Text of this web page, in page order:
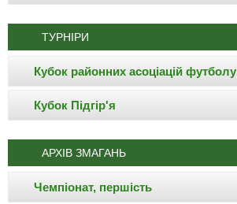
ТУРНІРИ
Кубок районних асоціацій футболу
Кубок Підгір'я
АРХІВ ЗМАГАНЬ
Чемпіонат, першість